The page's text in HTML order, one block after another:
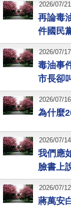
再論毒
件國民
2026/07/21
毒油事
市長卻
2026/07/17
為什麼
2026/07/16
我們應
臉書上
2026/07/14
蔣萬安
2026/07/12